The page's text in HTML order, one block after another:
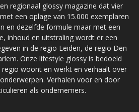
regionaal glossy magazine dat vier
een oplage van 15.000 exemplaren
en dezelfde formule maar met een
inhoud en uitstraling wordt er een
in de regio Leiden, de regio Den
Onze lifestyle glossy is bedoeld
woont en werkt en verhaalt over
Verhalen voor en door
als ondernemers.